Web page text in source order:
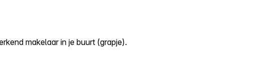
makelaar in je buurt (grapje).